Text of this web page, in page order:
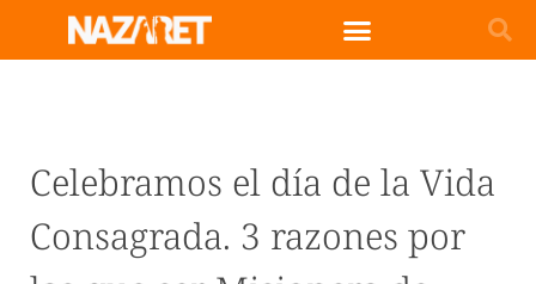
Celebramos el día de la Vida
Consagrada. 3 razones por